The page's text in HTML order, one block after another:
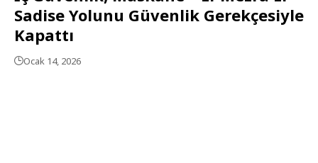
Sadise Yolunu Güvenlik Gerekçesiyle
Kapattı
Ocak 14, 2026